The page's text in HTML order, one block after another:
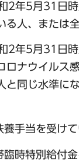
2年5月31日
る人、または
2年5月31日
ロナウイルス
と同じ水準に
手当を受けて
臨時特別給付